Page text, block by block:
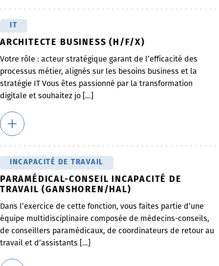
ARCHITECTE BUSINESS (H/F/X)
Votre rôle : acteur stratégique garant de l’efficacité des
processus métier, alignés sur les besoins business et la
stratégie IT Vous êtes passionné par la transformation
digitale et souhaitez jo [...]
INCAPACITÉ DE TRAVAIL
PARAMÉDICAL-CONSEIL INCAPACITÉ DE
TRAVAIL (GANSHOREN/HAL)
Dans l’exercice de cette fonction, vous faites partie d’une
équipe multidisciplinaire composée de médecins-conseils,
de conseillers paramédicaux, de coordinateurs de retour au
travail et d’assistants [...]